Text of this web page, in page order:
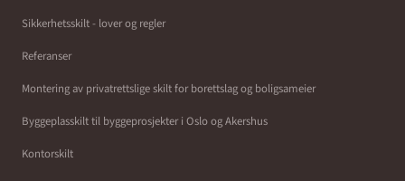
Sikkerhetsskilt - lover og regler
Referanser
Montering av privatrettslige skilt for borettslag og boligsameier
Byggeplasskilt til byggeprosjekter i Oslo og Akershus
Kontorskilt